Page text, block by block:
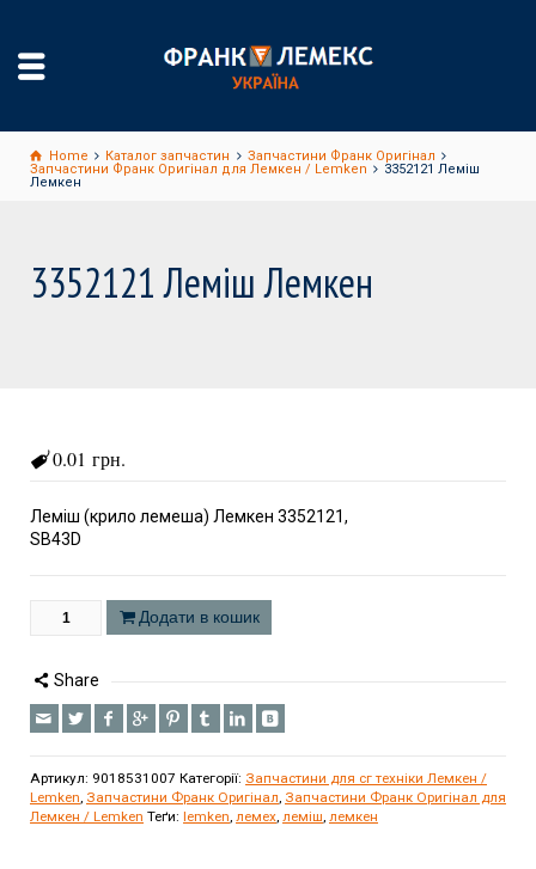
Home Каталог запчастин
Запчастини Франк Оригінал
Запчастини Франк Оригінал для Лемкен / Lemken
3352121 Леміш
Лемкен
3352121 Леміш Лемкен
0.01 грн.
Леміш (крило лемеша) Лемкен 3352121,
SB43D
Додати в кошик
Share
Артикул: 9018531007 Категорії: Запчастини для сг техніки Лемкен /
Lemken, Запчастини Франк Оригінал, Запчастини Франк Оригінал для
Лемкен / Lemken Теґи: lemken, лемех, леміш, лемкен